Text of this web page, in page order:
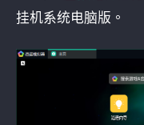
挂机系统电脑版。